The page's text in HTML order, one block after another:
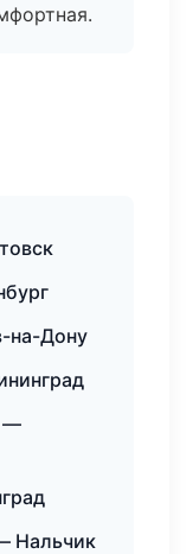
на-Дону
—
Нальчик